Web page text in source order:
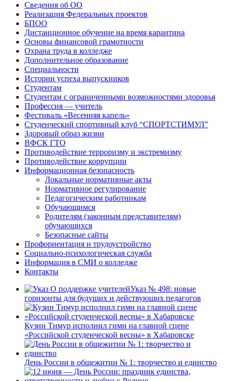
Сведения об ОО
Реализация Федеральных проектов
БПОО
Дистанционное обучение на время карантина
Основы финансовой грамотности
Охрана труда в колледже
Дополнительное образование
Специальности
Истории успеха выпускников
Студентам
Студентам с ограниченными возможностями здоровья
Профессия — учитель
Фестиваль «Весенняя капель»
Студенческий спортивный клуб “СПОРТСТИМУЛ”
Здоровый образ жизни
ВФСК ГТО
Противодействие терроризму и экстремизму
Противодействие коррупции
Информационная безопасность
Локальные нормативные акты
Нормативное регулирование
Педагогическим работникам
Обучающимся
Родителям (законным представителям)
обучающихся
Безопасные сайты
Профориентация и трудоустройство
Социально-психологическая служба
Информация в СМИ о колледже
Контакты
Указ № 498: новые
горизонты для будущих и действующих педагогов
Кузин Тимур исполнил гимн на главной сцене
«Российской студенческой весны» в Хабаровске
День России в общежитии № 1: творчество и единство